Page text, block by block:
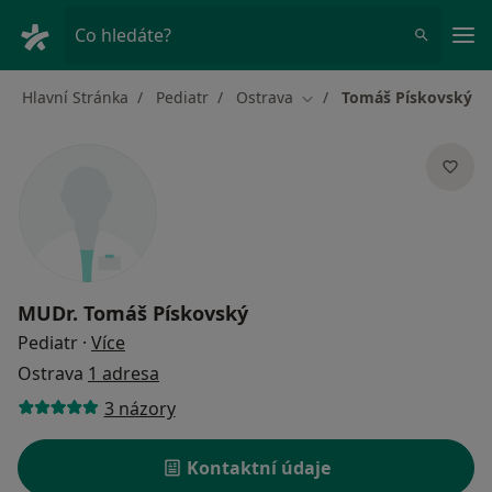
Co hledáte?
Hlavní Stránka Pediatr Ostrava Změna města
Tomáš Pískovský
MUDr. Tomáš Pískovský
Pediatr · Více
Ostrava 1 adresa
3 názory
Kontaktní údaje